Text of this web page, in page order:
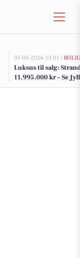
05-08-2026 13:01 |
Luksus til salg:
11.995.000 kr – Se
her
i Jyllinge